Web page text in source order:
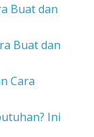
Buat dan
Buat dan
Cara
Ini